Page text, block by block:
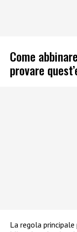
Come
provare
La regola principale